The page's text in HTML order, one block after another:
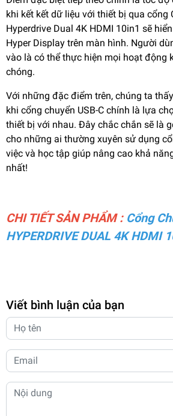
khi kết kết dữ liệu với thiết bị qua cổng
Hyperdrive Dual 4K HDMI 10in1 sẽ
Hyper Display trên màn hình. Người
vào là có thể thực hiện mọi hoạt động
chóng.
Với những đặc điểm trên, chúng ta
khi cổng chuyển USB-C chính là lựa
thiết bị với nhau. Đây chắc chắn sẽ là
cho những ai thường xuyên sử dụng
việc và học tập giúp nâng cao khả
nhất!
CHI TIẾT SẢN PHẨM : Cổng
HYPERDRIVE DUAL 4K HDMI
Viết bình luận của bạn